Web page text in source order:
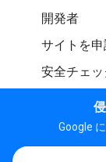
Google
開発者
サイトを
安全チェッ